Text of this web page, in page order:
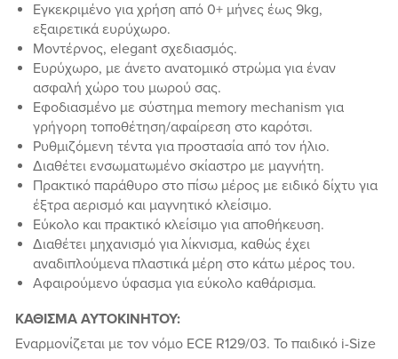
Εγκεκριμένο για χρήση από 0+ μήνες έως 9kg,
εξαιρετικά ευρύχωρο.
Μοντέρνος, elegant σχεδιασμός.
Ευρύχωρο, με άνετο ανατομικό στρώμα για έναν
ασφαλή χώρο του μωρού σας.
Εφοδιασμένο με σύστημα memory mechanism για
γρήγορη τοποθέτηση/αφαίρεση στο καρότσι.
Ρυθμιζόμενη τέντα για προστασία από τον ήλιο.
Διαθέτει ενσωματωμένο σκίαστρο με μαγνήτη.
Πρακτικό παράθυρο στο πίσω μέρος με ειδικό δίχτυ για
έξτρα αερισμό και μαγνητικό κλείσιμο.
Εύκολο και πρακτικό κλείσιμο για αποθήκευση.
Διαθέτει μηχανισμό για λίκνισμα, καθώς έχει
αναδιπλούμενα πλαστικά μέρη στο κάτω μέρος του.
Αφαιρούμενο ύφασμα για εύκολο καθάρισμα.
ΚΑΘΙΣΜΑ ΑΥΤΟΚΙΝΗΤΟΥ:
Εναρμονίζεται με τον νόμο ECE R129/03. Το παιδικό i-Size